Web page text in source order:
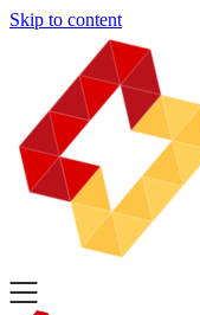
Skip to content